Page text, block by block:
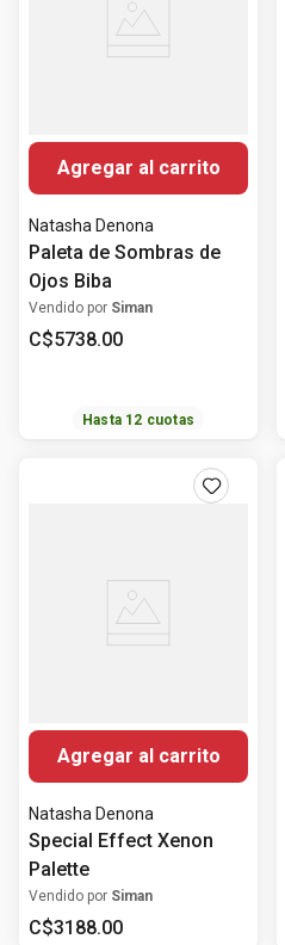
Agregar al carrito
Natasha Denona
Paleta de Sombras de
Ojos Biba
Vendido por Siman
C$5738.00
Hasta 12 cuotas
Agregar al carrito
Natasha Denona
Special Effect Xenon
Palette
Vendido por Siman
C$3188.00